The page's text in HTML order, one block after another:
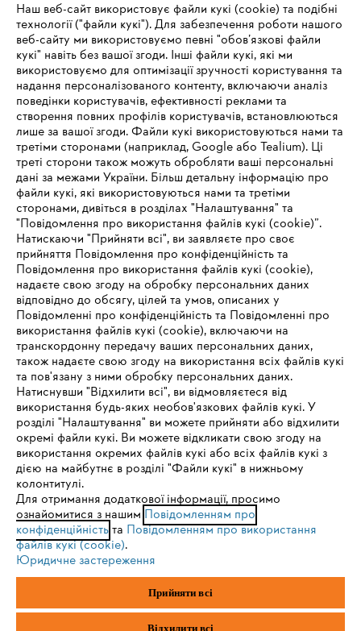
IHR BROWSER WIRD NICHT
UNTERSTÜTZT
Sie nutzen einen Browser, den wir noch nicht unterstützen. Für
eine optimale Nutzung unserer Seite empfehlen wir Ihnen, zu
einem der folgenden Browser zu wechseln:
Firefox Chrome
Наш веб-сайт використовує файли кукі (cookie) та подібні
технології ("файли кукі"). Для забезпечення роботи нашого
веб-сайту ми використовуємо певні "обов’язкові файли
кукі" навіть без вашої згоди. Інші файли кукі, які ми
використовуємо для оптимізації зручності користування та
надання персоналізованого контенту, включаючи аналіз
поведінки користувачів, ефективності реклами та
створення повних профілів користувачів, встановлюються
лише за вашої згоди. Файли кукі використовуються нами та
третіми сторонами (наприклад, Google або Tealium). Ці
треті сторони також можуть обробляти ваші персональні
дані за межами України. Більш детальну інформацію про
файли кукі, які використовуються нами та третіми
сторонами, дивіться в розділах "Налаштування" та
"Повідомлення про використання файлів кукі (cookie)”.
Натискаючи "Прийняти всі", ви заявляєте про своє
прийняття Повідомлення про конфіденційність та
Повідомлення про використання файлів кукі (cookie),
надаєте свою згоду на обробку персональних даних
відповідно до обсягу, цілей та умов, описаних у
Повідомленні про конфіденційність та Повідомленні про
використання файлів кукі (cookie), включаючи на
транскордонну передачу ваших персональних даних,
також надаєте свою згоду на використання всіх файлів кукі
та пов'язану з ними обробку персональних даних.
Натиснувши "Відхилити всі", ви відмовляєтеся від
використання будь-яких необов'язкових файлів кукі. У
розділі "Налаштування" ви можете прийняти або відхилити
окремі файли кукі. Ви можете відкликати свою згоду на
використання окремих файлів кукі або всіх файлів кукі з
дією на майбутнє в розділі "Файли кукі" в нижньому
колонтитулі.
Для отримання додаткової інформації, просимо
ознайомитися з нашим Повідомленням про
конфіденційністьта Повідомленням про використання
файлів кукі (cookie).
Юридичне застереження
Прийняти всі
Відхилити всі